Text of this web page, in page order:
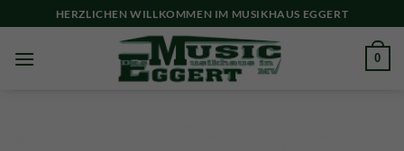
to
content
HERZLICHEN WILLKOMMEN IM MUSIKHAUS EGGERT
0